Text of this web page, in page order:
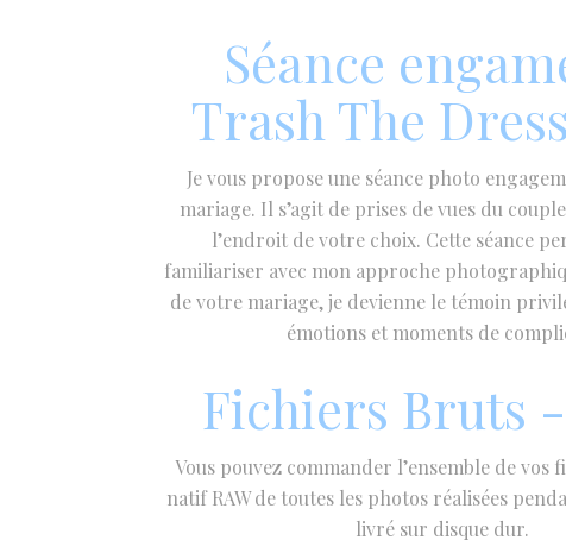
Séance
Trash The
Je vous propose une séance photo
mariage. Il s’agit de prises de vues du
l’endroit de votre choix. Cette séance
familiariser avec mon approche
de votre mariage, je devienne le témoin
émotions et moments de
Fichiers Bruts
Vous pouvez commander l’ensemble de vos
natif RAW de toutes les photos réalisées
livré sur disque dur.